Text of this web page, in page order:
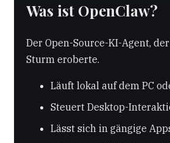
Was ist OpenClaw?
Der Open-Source-KI-Agent,
Sturm eroberte.
Läuft lokal auf dem PC
Steuert Desktop-
Lässt sich in gängige